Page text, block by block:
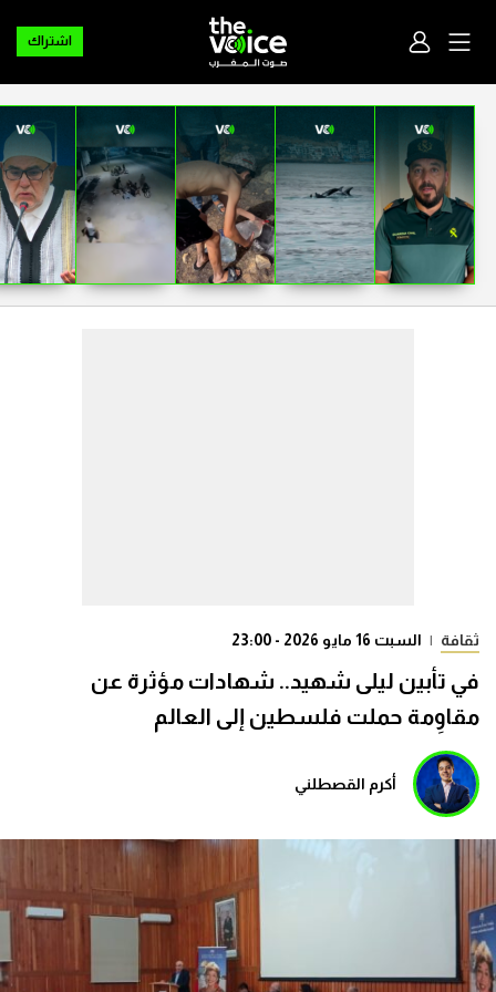
اشتراك
ثقافة | السبت 16 مايو 2026 - 23:00
في تأبين ليلى شهيد.. شهادات مؤثرة عن
مقاوِمة حملت فلسطين إلى العالم
أكرم القصطلني